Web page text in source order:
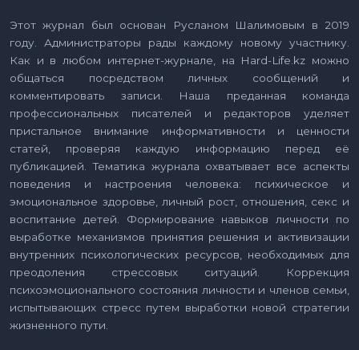
Этот журнал был основан Русланом Шалимовым в 2019
году. Администраторы рады каждому новому участнику.
Как и в любом интернет-журнале, на Hard-Life.kz можно
общаться посредством личных сообщений и
комментировать записи. Наша преданная команда
профессиональных писателей и редакторов уделяет
пристальное внимание информативности и ценности
статей, проверяя каждую информацию перед её
публикацией. Тематика журнала охватывает все аспекты
поведения и настроения человека: психическое и
эмоциональное здоровье, личный рост, отношения, секс и
воспитание детей. Формирование навыков личности по
выработке механизмов принятия решения и активизации
внутренних психологических ресурсов, необходимых для
преодоления стрессовых ситуаций. Коррекция
психоэмоционального состояния личности и членов семьи,
испытывающих стресс путем выработки новой стратегии
жизненного пути.